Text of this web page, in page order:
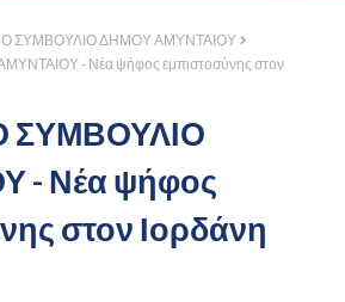
ΣΥΜΒΟΥΛΙΟ ΔΗΜΟΥ ΑΜΥΝΤΑΙΟΥ
- Νέα ψήφος εμπιστοσύνης στον
ΣΥΜΒΟΥΛΙΟ
- Νέα ψήφος
στον Ιορδάνη